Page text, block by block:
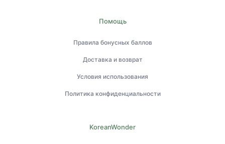
Помощь
Правила бонусных баллов
Доставка и возврат
Условия использования
Политика конфиденциальности
KoreanWonder